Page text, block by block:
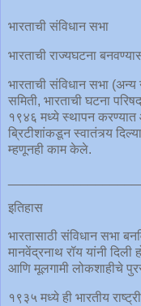
भारताची संविधान सभा
भारताची राज्यघटना
भारताची संविधान सभा (अन्य
समिती, भारताची घटना
१९४६ मध्ये स्थापन करण्यात
ब्रिटीशांकडून स्वातंत्र्य
म्हणूनही काम केले.
इतिहास
भारतासाठी संविधान सभा
मानवेंद्रनाथ रॉय यांनी
आणि मूलगामी लोकशाहीचे
१९३५ मध्ये ही भारतीय